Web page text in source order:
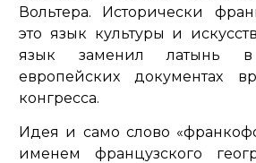
Вольтера. Исторически
это язык культуры и
язык заменил латынь в
европейских документах
конгресса.
Идея и само слово
именем французского